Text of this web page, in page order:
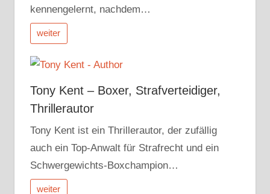
kennengelernt, nachdem…
weiter
Tony Kent – Boxer, Strafverteidiger,
Thrillerautor
Tony Kent ist ein Thrillerautor, der zufällig
auch ein Top-Anwalt für Strafrecht und ein
Schwergewichts-Boxchampion…
weiter